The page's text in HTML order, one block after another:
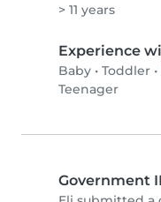
> 11 years
Experience
Baby • Toddler •
Teenager
Government